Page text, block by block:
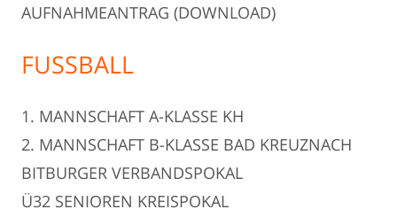
AUFNAHMEANTRAG (DOWNLOAD)
FUSSBALL
1. MANNSCHAFT A-KLASSE KH
2. MANNSCHAFT B-KLASSE BAD KREUZNACH
BITBURGER VERBANDSPOKAL
Ü32 SENIOREN KREISPOKAL